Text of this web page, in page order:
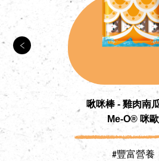
啾咪棒 - 雞肉南
Me-O® 咪歐
#豐富營養